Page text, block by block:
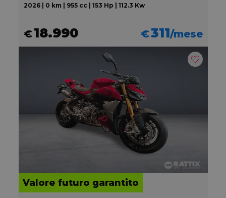
2026 | 0 km | 955 cc | 153 Hp | 112.3 Kw
€18.990 €311/mese
Valore futuro garantito